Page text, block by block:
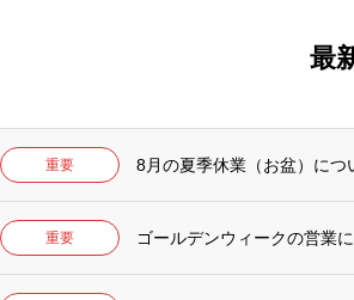
最
重要 8月の夏季休業（お盆）につ
重要 ゴールデンウィークの営業